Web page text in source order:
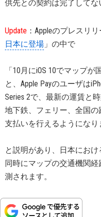
供先との契約は完了してな
Update ：Appleのプレスリ
日本に登場 」の中で
「10月にiOS 10でマップ
と、Apple Payのユーザは
Series 2で、最新の運賃と
地下鉄、フェリー、全国の
支払いを行えるようになり
と説明があり、日本におけ
同時にマップの交通機関
測されます。